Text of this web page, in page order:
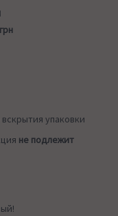
упаковки
не подлежит